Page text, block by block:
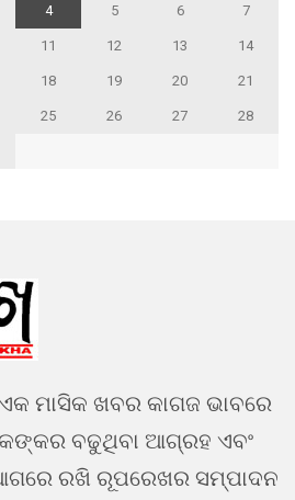
4 5 6 7
11 12 13 14
18 19 20 21
25 26 27 28
ମାସିକ ଖବର କାଗଜ ଭାବରେ
ବଢୁଥିବା ଆଗ୍ରହ ଏବଂ
ରଖି ରୂପରେଖର ସମ୍ପାଦନ